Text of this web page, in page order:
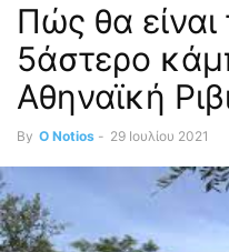
Πώς θα
5άστερο
Αθηναϊκή
By O Notios - 29 Ιουλίου 2021